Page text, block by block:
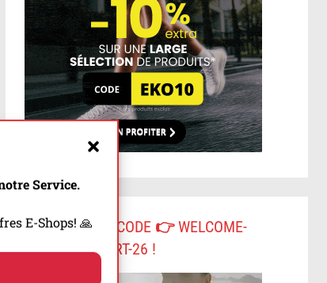
Service.
E-Shops! 🙏
-10% AVEC LE CODE 👉 WELCOME-
COMPRESSPORT-26 !